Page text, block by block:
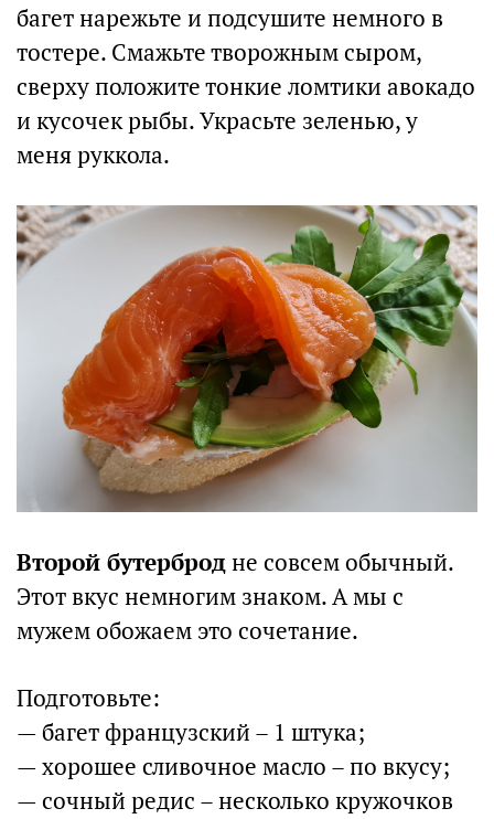
багет нарежьте и подсушите немного в
тостере. Смажьте творожным сыром,
сверху положите тонкие ломтики авокадо
и кусочек рыбы. Украсьте зеленью, у
меня руккола.
Второй бутербродне совсем обычный.
Этот вкус немногим знаком. А мы с
мужем обожаем это сочетание.
Подготовьте:
— багет французский – 1 штука;
— хорошее сливочное масло – по вкусу;
— сочный редис – несколько кружочков